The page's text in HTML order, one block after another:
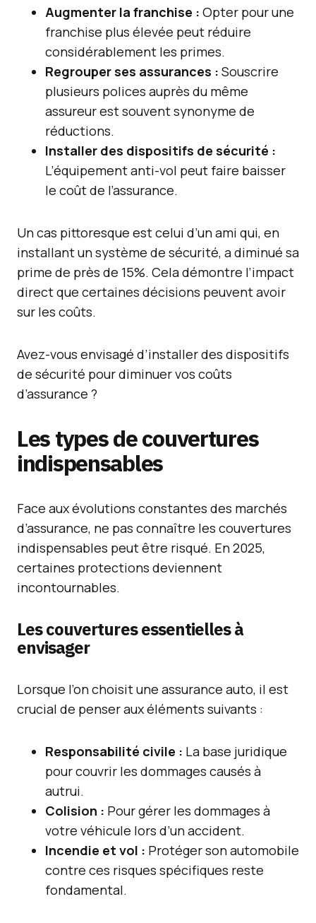
Augmenter la franchise : Opter pour une
franchise plus élevée peut réduire
considérablement les primes.
Regrouper ses assurances : Souscrire
plusieurs polices auprès du même
assureur est souvent synonyme de
réductions.
Installer des dispositifs de sécurité :
L’équipement anti-vol peut faire baisser
le coût de l’assurance.
Un cas pittoresque est celui d’un ami qui, en
installant un système de sécurité, a diminué sa
prime de près de 15%. Cela démontre l’impact
direct que certaines décisions peuvent avoir
sur les coûts.
Avez-vous envisagé d’installer des dispositifs
de sécurité pour diminuer vos coûts
d’assurance ?
Les types de couvertures
indispensables
Face aux évolutions constantes des marchés
d’assurance, ne pas connaître les couvertures
indispensables peut être risqué. En 2025,
certaines protections deviennent
incontournables.
Les couvertures essentielles à
envisager
Lorsque l’on choisit une assurance auto, il est
crucial de penser aux éléments suivants :
Responsabilité civile : La base juridique
pour couvrir les dommages causés à
autrui.
Colision : Pour gérer les dommages à
votre véhicule lors d’un accident.
Incendie et vol : Protéger son automobile
contre ces risques spécifiques reste
fondamental.